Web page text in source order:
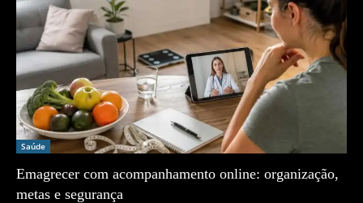
Saúde
Emagrecer com acompanhamento online: organização,
metas e segurança